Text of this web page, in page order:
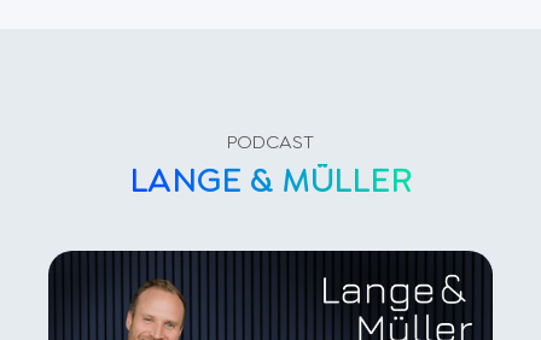
PODCAST
LANGE & MÜLLER